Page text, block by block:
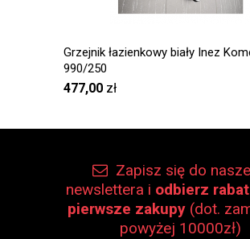
Grzejnik łazienkowy biały Inez
990/250
477,00 zł
Zapisz się do
newslettera i odbierz
pierwsze zakupy (dot.
powyżej 10000zł)